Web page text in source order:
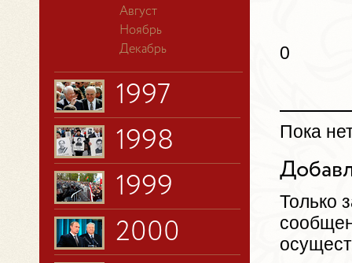
Август
Ноябрь
Декабрь
1997
1998
1999
2000
0
Пока
Только